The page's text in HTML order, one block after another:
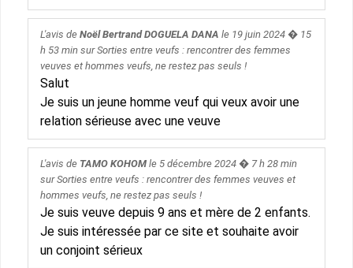
L'avis de Noël Bertrand DOGUELA DANA le 19 juin 2024� 15
h 53 min surSorties entre veufs : rencontrer des femmes
veuves et hommes veufs, ne restez pas seuls !
Salut
Je suis un jeune homme veuf qui veux avoir une
relation sérieuse avec une veuve
L'avis de TAMO KOHOMle 5 décembre 2024� 7 h 28 min
surSorties entre veufs : rencontrer des femmes veuves et
hommes veufs, ne restez pas seuls !
Je suis veuve depuis 9 ans et mère de 2 enfants.
Je suis intéressée par ce site et souhaite avoir
un conjoint sérieux